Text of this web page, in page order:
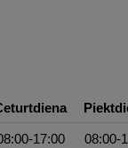
17:00 08:00-